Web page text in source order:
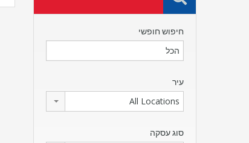
חיפוש חופשי
עיר
All Locations
סוג עסקה